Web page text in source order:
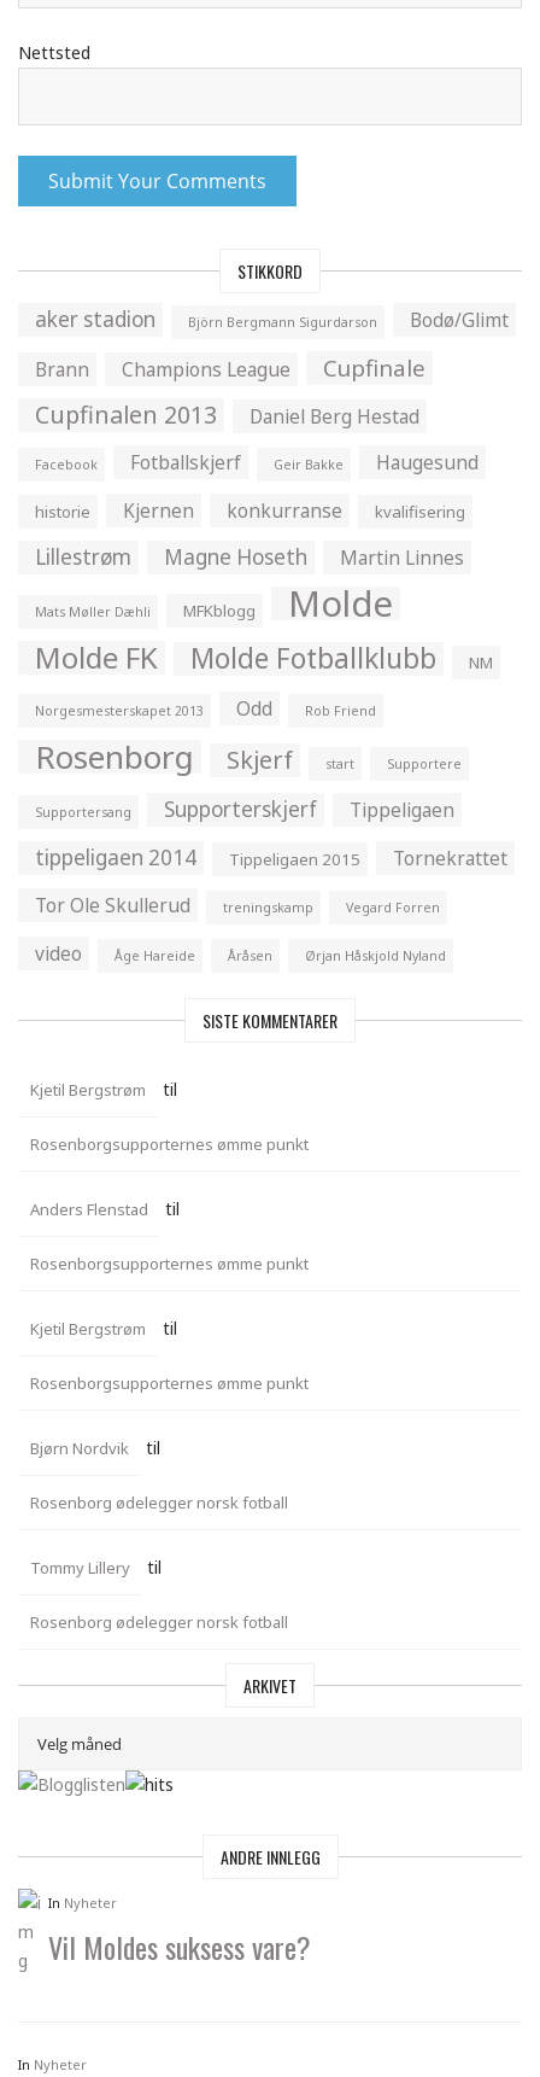
Nettsted
STIKKORD
aker stadion Björn Bergmann Sigurdarson
Bodø/Glimt
Brann
Champions League Cupfinale
Cupfinalen 2013 Daniel Berg Hestad
Facebook Fotballskjerf Geir Bakke Haugesund
historie Kjernen konkurranse kvalifisering
Lillestrøm Magne Hoseth Martin Linnes
Mats Møller Dæhli MFKblogg Molde
Molde FK Molde Fotballklubb NM
Norgesmesterskapet 2013 Odd Rob Friend
Rosenborg Skjerf start Supportere
Supportersang Supporterskjerf Tippeligaen
tippeligaen 2014 Tippeligaen 2015
Tornekrattet
Tor Ole Skullerud
treningskamp Vegard Forren
video Åge Hareide Åråsen Ørjan Håskjold Nyland
SISTE KOMMENTARER
Kjetil Bergstrøm til
Rosenborgsupporternes ømme punkt
Anders Flenstad til
Rosenborgsupporternes ømme punkt
Kjetil Bergstrøm til
Rosenborgsupporternes ømme punkt
Bjørn Nordvik til
Rosenborg ødelegger norsk fotball
Tommy Lillery til
Rosenborg ødelegger norsk fotball
ARKIVET
ANDRE INNLEGG
In Nyheter
Vil Moldes suksess vare?
In Nyheter